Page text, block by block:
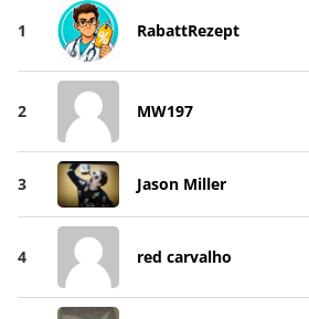
1 RabattRezept
2 MW197
3 Jason Miller
4 red carvalho